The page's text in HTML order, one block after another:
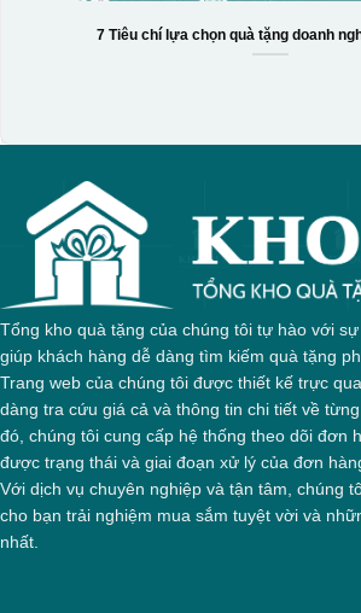
7 Tiêu chí lựa chọn quà tặng doanh
Tổng kho quà tặng của chúng tôi tự hào với
giúp khách hàng dễ dàng tìm kiếm quà tặng
Trang web của chúng tôi được thiết kế trực
dàng tra cứu giá cả và thông tin chi tiết về
đó, chúng tôi cung cấp hệ thống theo dõi đơn
được trạng thái và giai đoạn xử lý của đơn
Với dịch vụ chuyên nghiệp và tận tâm, chúng
cho bạn trải nghiệm mua sắm tuyệt vời và
nhất.